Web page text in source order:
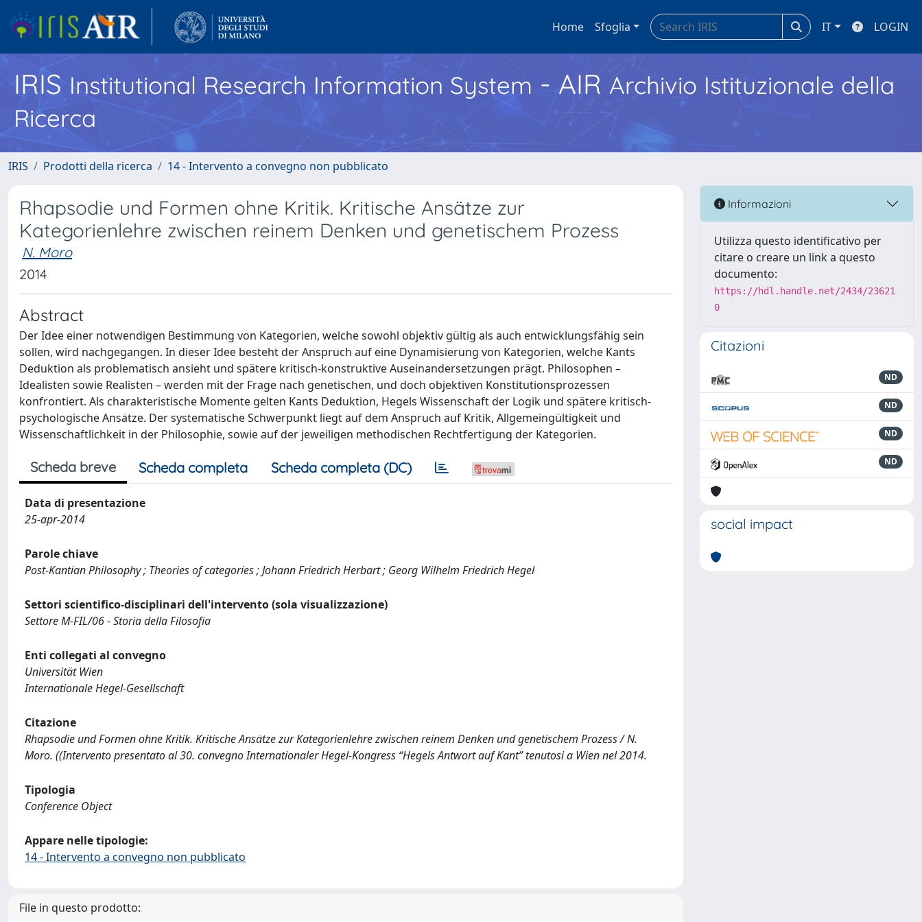
Home Sfoglia IT LOGIN
IRISInstitutional Research Information System - AIR Archivio Istituzionale della
Ricerca
IRIS Prodotti della ricerca 14 - Intervento a convegno non pubblicato
Rhapsodie und Formen ohne Kritik. Kritische Ansätze zur
Kategorienlehre zwischen reinem Denken und genetischem Prozess
N. Moro
2014
Abstract
Der Idee einer notwendigen Bestimmung von Kategorien, welche sowohl objektiv gültig als auch entwicklungsfähig sein
sollen, wird nachgegangen. In dieser Idee besteht der Anspruch auf eine Dynamisierung von Kategorien, welche Kants
Deduktion als problematisch ansieht und spätere kritisch-konstruktive Auseinandersetzungen prägt. Philosophen –
Idealisten sowie Realisten – werden mit der Frage nach genetischen, und doch objektiven Konstitutionsprozessen
konfrontiert. Als charakteristische Momente gelten Kants Deduktion, Hegels Wissenschaft der Logik und spätere kritisch-
psychologische Ansätze. Der systematische Schwerpunkt liegt auf dem Anspruch auf Kritik, Allgemeingültigkeit und
Wissenschaftlichkeit in der Philosophie, sowie auf der jeweiligen methodischen Rechtfertigung der Kategorien.
Scheda breve Scheda completa Scheda completa (DC)
Data di presentazione
25-apr-2014
Parole chiave
Post-Kantian Philosophy ; Theories of categories ; Johann Friedrich Herbart ; Georg Wilhelm Friedrich Hegel
Settori scientifico-disciplinari dell'intervento (sola visualizzazione)
Settore M-FIL/06 - Storia della Filosofia
Enti collegati al convegno
Universität Wien
Internationale Hegel-Gesellschaft
Citazione
Rhapsodie und Formen ohne Kritik. Kritische Ansätze zur Kategorienlehre zwischen reinem Denken und genetischem Prozess / N.
Moro. ((Intervento presentato al 30. convegno Internationaler Hegel-Kongress “Hegels Antwort auf Kant” tenutosi a Wien nel 2014.
Tipologia
Conference Object
Appare nelle tipologie:
14 - Intervento a convegno non pubblicato
File in questo prodotto:
Informazioni
Utilizza questo identificativo per
citare o creare un link a questo
documento:
https://hdl.handle.net/2434/23621
0
Citazioni
ND
ND
ND
ND
social impact